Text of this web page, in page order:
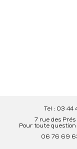
Tel : 03 44
7 rue des
Pour toute
06 76 69